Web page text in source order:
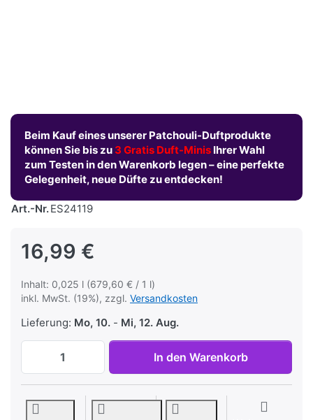
Beim Kauf eines unserer Patchouli-Duftprodukte
können Sie bis zu 3 Gratis Duft-Minis Ihrer Wahl
zum Testen in den Warenkorb legen – eine perfekte
Gelegenheit, neue Düfte zu entdecken!
Art.-Nr.ES24119
16,99 €
Inhalt: 0,025 l (679,60 € / 1 l)
inkl. MwSt. (19%), zzgl. Versandkosten
Lieferung: Mo, 10. - Mi, 12. Aug.
Patchouli Coconut Junky – Tropische
In den Warenkorb